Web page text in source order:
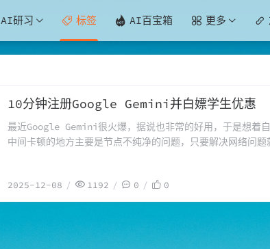
AI研习 标签 AI百宝箱 更多
2025-12-08
10分钟注册Google Gemini并白嫖学生优惠
最近Google Gemini很火爆，据说也非常的好用，于是想着
中间卡顿的地方主要是节点不纯净的问题，只要解决网络
2025-12-08 1192 0 0